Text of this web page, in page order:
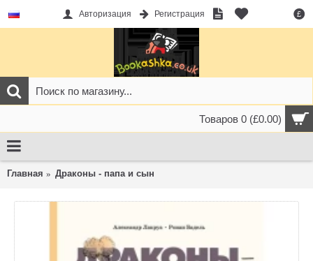
£
Авторизация Регистрация
Товаров 0 (£0.00)
Главная Драконы - папа и сын